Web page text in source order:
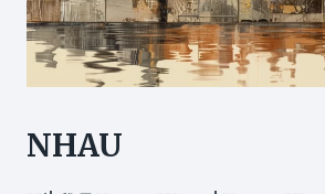
NHAU